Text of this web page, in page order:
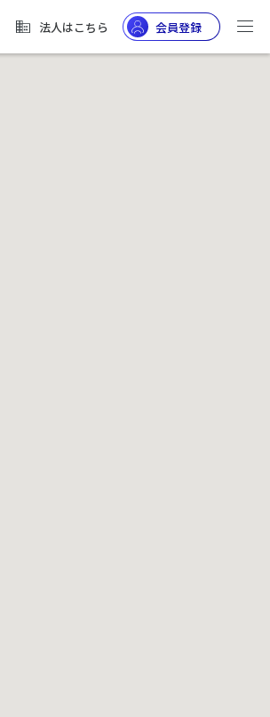
法人はこちら 会員登録